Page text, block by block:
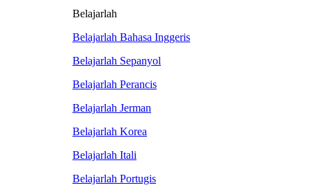
Belajarlah
Belajarlah Bahasa Inggeris
Belajarlah Sepanyol
Belajarlah Perancis
Belajarlah Jerman
Belajarlah Korea
Belajarlah Itali
Belajarlah Portugis